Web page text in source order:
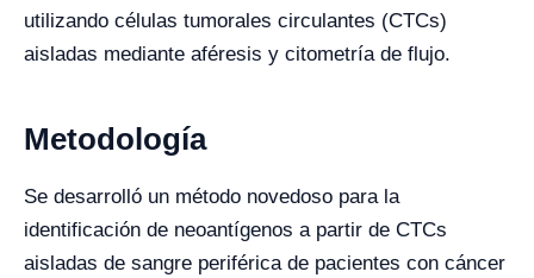
utilizando células tumorales circulantes (CTCs)
aisladas mediante aféresis y citometría de flujo.
Metodología
Se desarrolló un método novedoso para la
identificación de neoantígenos a partir de CTCs
aisladas de sangre periférica de pacientes con cáncer